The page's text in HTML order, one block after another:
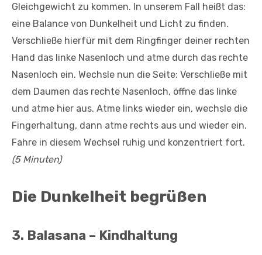
Gleichgewicht zu kommen. In unserem Fall heißt das:
eine Balance von Dunkelheit und Licht zu finden.
Verschließe hierfür mit dem Ringfinger deiner rechten
Hand das linke Nasenloch und atme durch das rechte
Nasenloch ein. Wechsle nun die Seite: Verschließe mit
dem Daumen das rechte Nasenloch, öffne das linke
und atme hier aus. Atme links wieder ein, wechsle die
Fingerhaltung, dann atme rechts aus und wieder ein.
Fahre in diesem Wechsel ruhig und konzentriert fort.
(5 Minuten)
Die Dunkelheit begrüßen
3. Balasana – Kindhaltung